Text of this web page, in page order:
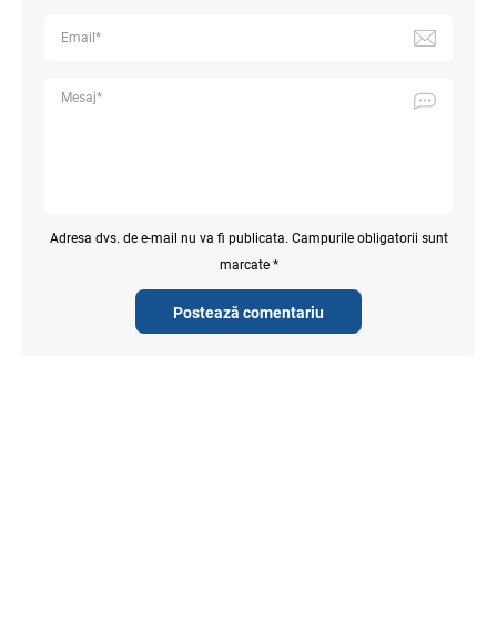
Postează comentariu
Adresa dvs. de e-mail nu va fi publicata. Campurile obligatorii sunt
marcate *